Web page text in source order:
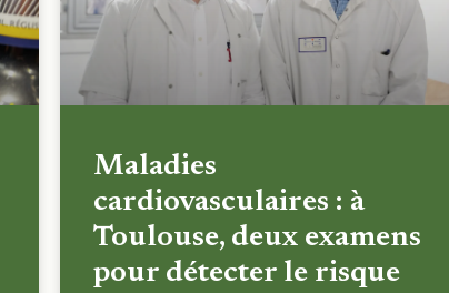
Maladies
cardiovasculaires : à
Toulouse, deux examens
pour détecter le risque